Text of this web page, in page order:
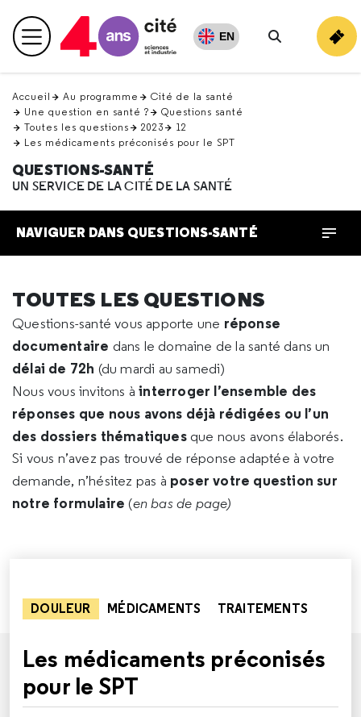
en
haut Menu principal EN
Rechercher
Accueil Au programme
Cité de la santé
Une question en santé ?
Questions santé
Toutes les questions
2023
12
Les médicaments préconisés pour le SPT
QUESTIONS-SANTÉ
UN SERVICE DE LA CITÉ DE LA SANTÉ
NAVIGUER DANS QUESTIONS-SANTÉ
TOUTES LES QUESTIONS
Questions-santé vous apporte une réponse
documentaire dans le domaine de la santé dans un
délai de 72h (du mardi au samedi)
Nous vous invitons àinterroger l’ensemble des
réponses que nous avons déjà rédigées ou l’un
des dossiers thématiques que nous avons élaborés.
Si vous n’avez pas trouvé de réponse adaptée à votre
demande, n’hésitez pas à poser votre question sur
notre formulaire (en bas de page)
DOULEUR MÉDICAMENTS TRAITEMENTS
Les médicaments préconisés
pour le SPT